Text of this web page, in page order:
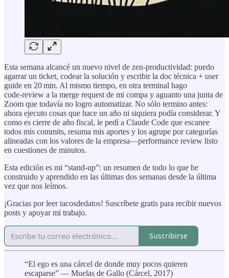
Esta semana alcancé un nuevo nivel de zen‑productividad: puedo
agarrar un ticket, codear la solución y escribir la doc técnica + user
guide en 20 min. Al mismo tiempo, en otra terminal hago
code‑review a la merge request de mi compa y aguanto una junta de
Zoom que todavía no logro automatizar. No sólo termino antes:
ahora ejecuto cosas que hace un año ni siquiera podía considerar. Y
como es cierre de año fiscal, le pedí a Claude Code que escanee
todos mis commits, resuma mis aportes y los agrupe por categorías
alineadas con los valores de la empresa—performance review listo
en cuestiones de minutos.
Esta edición es mi “stand-up”: un resumen de todo lo que he
construido y aprendido en las últimas dos semanas desde la última
vez que nos leímos.
¡Gracias por leer tacosdedatos! Suscríbete gratis para recibir nuevos
posts y apoyar mi trabajo.
Suscribirse
“El ego es una cárcel de donde muy pocos quieren
escaparse” — Muelas de Gallo (Cárcel, 2017)